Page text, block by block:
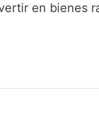
en bienes